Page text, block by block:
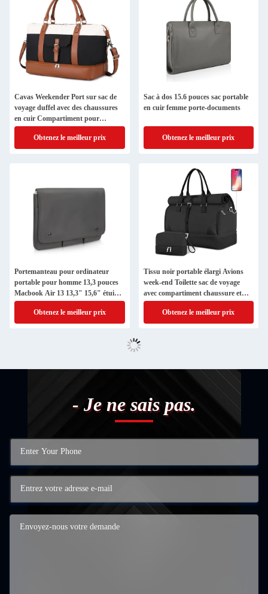
Cavas Weekender Port sur sac de
voyage duffel avec des chaussures
en cuir Compartiment pour
hommes
Obtenez le meilleur prix
Sac à dos 15.6 pouces sac portable
en cuir femme porte-documents
Obtenez le meilleur prix
Portemanteau pour ordinateur
portable pour homme 13,3 pouces
Macbook Air 13 13,3" 15,6" étui
Oxford étanche
Obtenez le meilleur prix
Tissu noir portable élargi Avions
week-end Toilette sac de voyage
avec compartiment chaussure et
port de charge USB
Obtenez le meilleur prix
- Je ne sais pas.